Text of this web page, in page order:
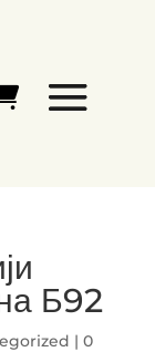
Б92
| 0